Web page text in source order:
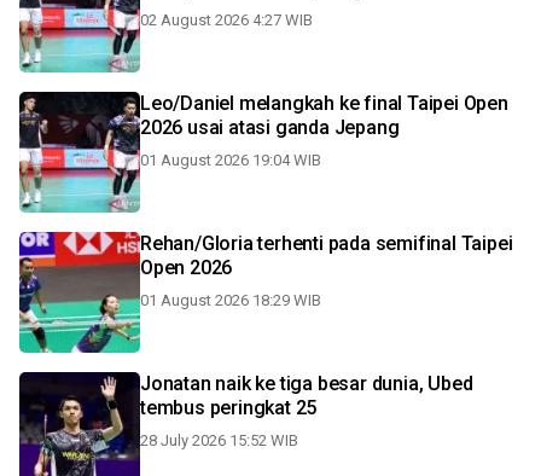
02 August 2026 4:27 WIB
Leo/Daniel melangkah ke final Taipei Open
2026 usai atasi ganda Jepang
01 August 2026 19:04 WIB
Rehan/Gloria terhenti pada semifinal Taipei
Open 2026
01 August 2026 18:29 WIB
Jonatan naik ke tiga besar dunia, Ubed
tembus peringkat 25
28 July 2026 15:52 WIB